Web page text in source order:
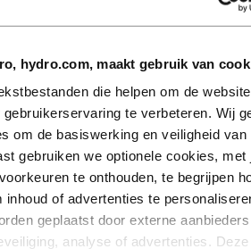
hydro.com, maakt gebruik van
die helpen om de
te verbeteren. Wij
om de basiswerking en veiligheid van
gebruiken we optionele cookies, met
te onthouden, te begrijpen
inhoud of advertenties te
geplaatst door externe
analyse of advertenties.
als 17-jarige mee aan de bouw van de
de andere kant van het bergplateau.
water kwamen te staan. De opgewekte
wel mogelijk om in 1967 te beginnen met
in Karmøy.
Oppistov Lykkebø, heeft ook een
ontwikkeling van de fabriek. Haar focus
van de energiecentrale. En er
te voeren. Dat vormt de permanent
meest energie-efficiënte en
ter wereld: Hydro Karmøy.
keuze voor een